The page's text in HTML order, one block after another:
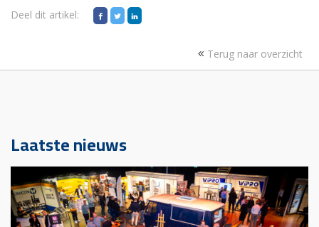
Deel dit artikel:
Terug naar overzicht
Laatste nieuws